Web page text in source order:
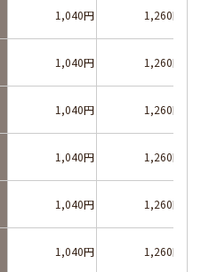
1,040円 1,260円
1,040円 1,260円
1,040円 1,260円
1,040円 1,260円
1,040円 1,260円
1,040円 1,260円